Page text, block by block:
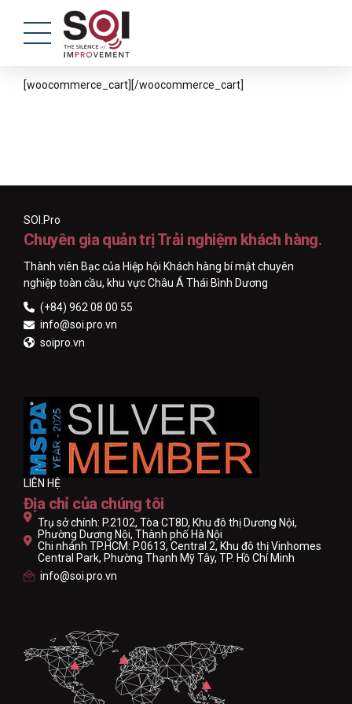
[woocommerce_cart][/woocommerce_cart]
SOI.Pro
Chuyên gia quản trị Trải nghiệm khách hàng.
Thành viên Bạc của Hiệp hội Khách hàng bí mật chuyên
nghiệp toàn cầu, khu vực Châu Á Thái Bình Dương
(+84) 962 08 00 55
info@soi.pro.vn
soipro.vn
LIÊN HỆ
Địa chỉ của chúng tôi
Trụ sở chính: P.2102, Tòa CT8D, Khu đô thị Dương Nội,
Phường Dương Nội, Thành phố Hà Nội
Chi nhánh TP.HCM: P.0613, Central 2, Khu đô thị Vinhomes
Central Park, Phường Thạnh Mỹ Tây, TP. Hồ Chí Minh
info@soi.pro.vn